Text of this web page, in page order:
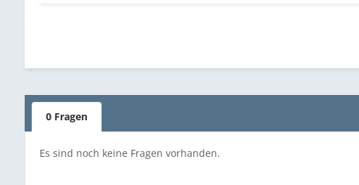
0 Fragen
Es sind noch keine Fragen vorhanden.